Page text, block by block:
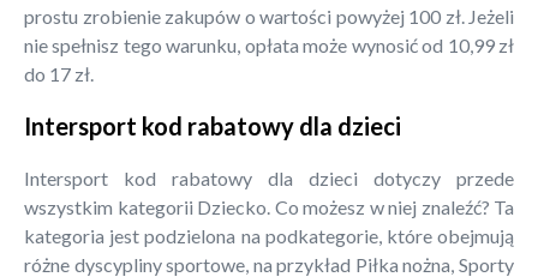
prostu zrobienie zakupów o wartości powyżej 100 zł. Jeżeli
nie spełnisz tego warunku, opłata może wynosić od 10,99 zł
do 17 zł.
Intersport kod rabatowy dla dzieci
Intersport kod rabatowy dla dzieci dotyczy przede
wszystkim kategorii Dziecko. Co możesz w niej znaleźć? Ta
kategoria jest podzielona na podkategorie, które obejmują
różne dyscypliny sportowe, na przykład Piłka nożna, Sporty